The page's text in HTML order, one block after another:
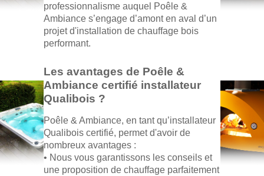
professionnalisme auquel Poêle &
Ambiance s’engage d’amont en aval d’un
projet d'installation de chauffage bois
performant.
Les avantages de Poêle &
Ambiance certifié installateur
Qualibois ?
Poêle & Ambiance, en tant qu’installateur
Qualibois certifié, permet d'avoir de
nombreux avantages :
• Nous vous garantissons les conseils et
une proposition de chauffage parfaitement